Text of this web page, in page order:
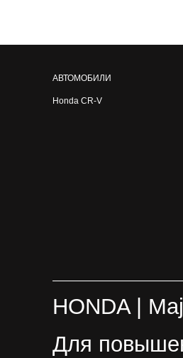
АВТОМОБИЛИ
Honda CR-V
HONDA|
Для